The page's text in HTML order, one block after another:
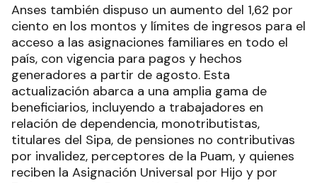
Anses también dispuso un aumento del 1,62 por
ciento en los montos y límites de ingresos para el
acceso a las asignaciones familiares en todo el
país, con vigencia para pagos y hechos
generadores a partir de agosto. Esta
actualización abarca a una amplia gama de
beneficiarios, incluyendo a trabajadores en
relación de dependencia, monotributistas,
titulares del Sipa, de pensiones no contributivas
por invalidez, perceptores de la Puam, y quienes
reciben la Asignación Universal por Hijo y por